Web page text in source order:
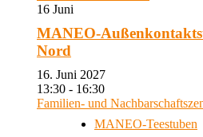
16 Juni
MANEO-
Nord
16. Juni 2027
13:30 - 16:30
Familien- und
MANEO-Teestuben